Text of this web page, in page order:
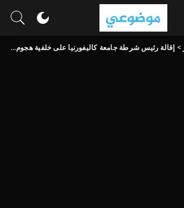
> إقالة رئيس شرطة جامعة كاليفورنيا على خلفية هجوم على معتصمين داعمين لغزة | أخبار